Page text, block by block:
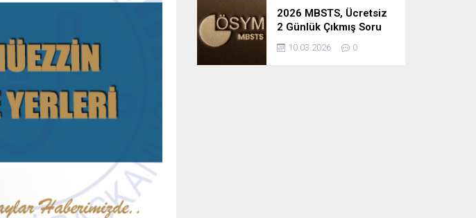
2026 MBSTS, Ücretsiz
2 Günlük Çıkmış Soru
Çözüm Kampı
10.03.2026 0